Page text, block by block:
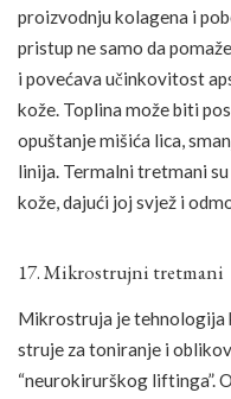
proizvodnju kolagena i
pristup ne samo da
i povećava učinkovitost
kože. Toplina može biti
opuštanje mišića lica,
linija. Termalni tretmani
kože, dajući joj svjež i
17. Mikrostrujni tretmani
Mikrostruja je tehnologija
struje za toniranje i
“neurokirurškog liftinga”.